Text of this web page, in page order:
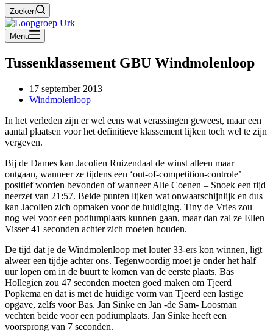
Zoeken
Menu
Tussenklassement GBU Windmolenloop
17 september 2013
Windmolenloop
In het verleden zijn er wel eens wat verassingen geweest, maar een
aantal plaatsen voor het definitieve klassement lijken toch wel te zijn
vergeven.
Bij de Dames kan Jacolien Ruizendaal de winst alleen maar
ontgaan, wanneer ze tijdens een ‘out-of-competition-controle’
positief worden bevonden of wanneer Alie Coenen – Snoek een tijd
neerzet van 21:57. Beide punten lijken wat onwaarschijnlijk en dus
kan Jacolien zich opmaken voor de huldiging. Tiny de Vries zou
nog wel voor een podiumplaats kunnen gaan, maar dan zal ze Ellen
Visser 41 seconden achter zich moeten houden.
De tijd dat je de Windmolenloop met louter 33-ers kon winnen, ligt
alweer een tijdje achter ons. Tegenwoordig moet je onder het half
uur lopen om in de buurt te komen van de eerste plaats. Bas
Hollegien zou 47 seconden moeten goed maken om Tjeerd
Popkema en dat is met de huidige vorm van Tjeerd een lastige
opgave, zelfs voor Bas. Jan Sinke en Jan -de Sam- Loosman
vechten beide voor een podiumplaats. Jan Sinke heeft een
voorsprong van 7 seconden.